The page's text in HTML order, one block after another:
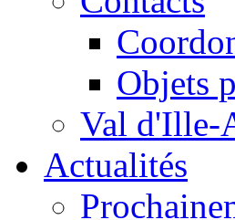
Objets
Val d'Ille-
Actualités